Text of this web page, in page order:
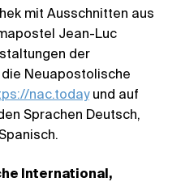
mit Ausschnitten aus
Jean-Luc
der
Neuapostolische
nac.todayund auf
Sprachen Deutsch,
International,